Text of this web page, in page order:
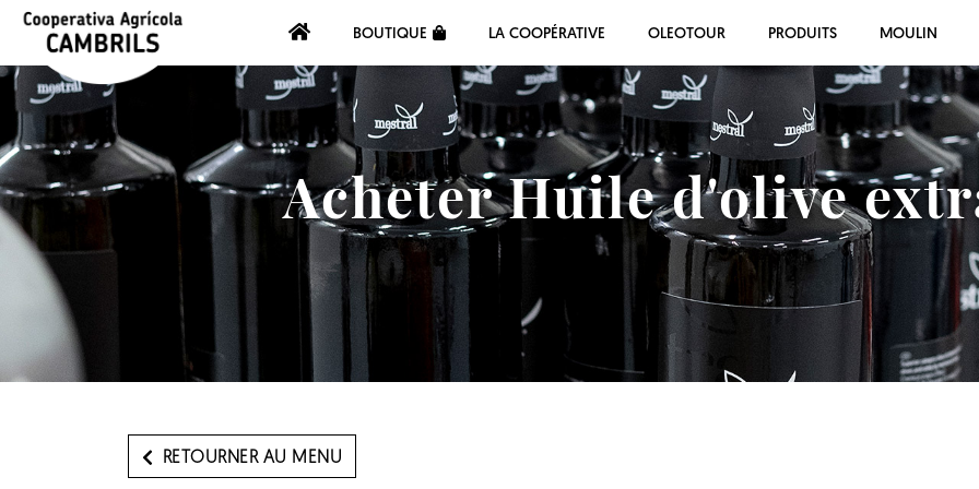
BOUTIQUE LA COOPÉRATIVE OLEOTOUR PRODUITS MOULIN
Acheter Huile d'olive
RETOURNER AU MENU